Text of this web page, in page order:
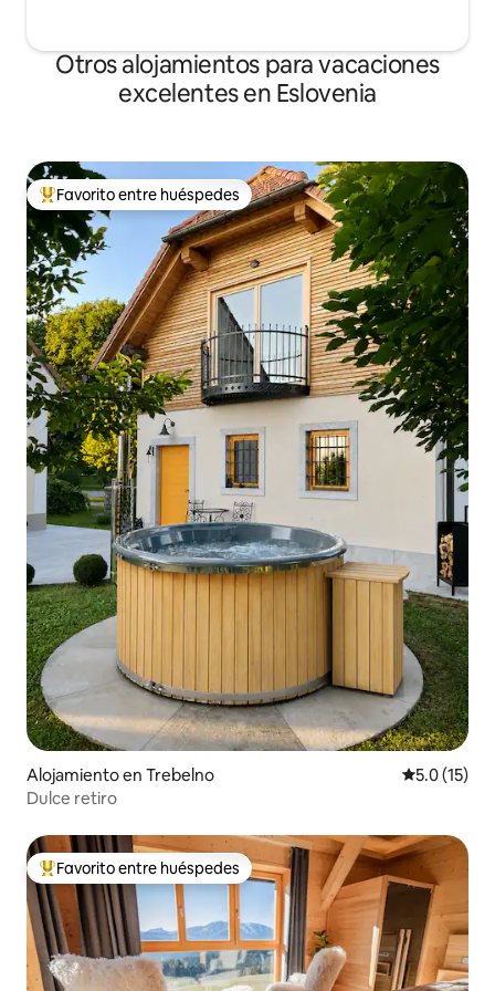
Otros alojamientos para vacaciones
excelentes en Eslovenia
Favorito entre huéspedes preferido
Favorito entre huéspedes
Alojamiento en Trebelno Calificación
5.0 (15)
Dulce retiro
Favorito entre huéspedes preferido
Favorito entre huéspedes